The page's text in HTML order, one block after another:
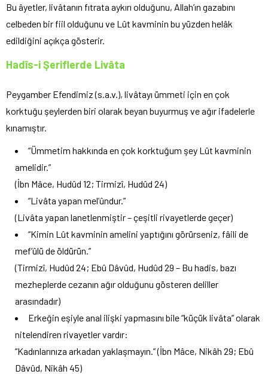
Bu âyetler, livâtanın fıtrata aykırı olduğunu, Allah’ın gazabını
celbeden bir fiil olduğunu ve Lût kavminin bu yüzden helâk
edildiğini açıkça gösterir.
Hadîs-i Şeriflerde Livâta
Peygamber Efendimiz (s.a.v.), livâtayı ümmeti için en çok
korktuğu şeylerden biri olarak beyan buyurmuş ve ağır ifadelerle
kınamıştır.
“Ümmetim hakkında en çok korktuğum şey Lût kavminin
amelidir.”
(İbn Mâce, Hudûd 12; Tirmizî, Hudûd 24)
“Livâta yapan mel’ûndur.”
(Livâta yapan lanetlenmiştir – çeşitli rivayetlerde geçer)
“Kimin Lût kavminin amelini yaptığını görürseniz, fâili de
mef’ûlü de öldürün.”
(Tirmizî, Hudûd 24; Ebû Dâvûd, Hudûd 29 – Bu hadis, bazı
mezheplerde cezanın ağır olduğunu gösteren deliller
arasındadır)
Erkeğin eşiyle anal ilişki yapmasını bile “küçük livâta” olarak
nitelendiren rivayetler vardır:
“Kadınlarınıza arkadan yaklaşmayın.” (İbn Mâce, Nikâh 29; Ebû
Dâvûd, Nikâh 45)